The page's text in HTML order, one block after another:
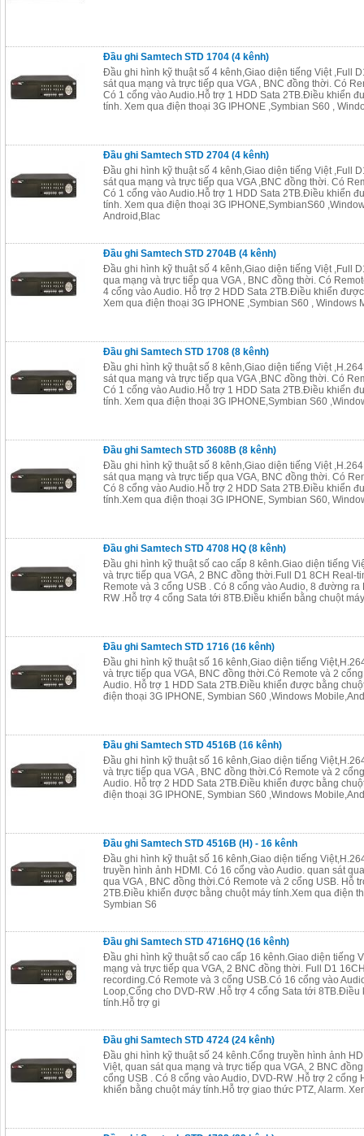
Đầu ghi Samtech STD 1704 (4 kênh)
Đầu ghi hình kỹ thuật số 4 kênh,Giao diện tiếng Việt ,Full
sát qua mạng và trực tiếp qua VGA , BNC đồng thời. Có
Có 1 cổng vào Audio.Hỗ trợ 1 HDD Sata 2TB.Điều khiển
tính. Xem qua điện thoại 3G IPHONE ,Symbian S60 ,
Đầu ghi Samtech STD 2704 (4 kênh)
Đầu ghi hình kỹ thuật số 4 kênh,Giao diện tiếng Việt ,Full
sát qua mạng và trực tiếp qua VGA ,BNC đồng thời. Có
Có 1 cổng vào Audio.Hỗ trợ 1 HDD Sata 2TB.Điều khiển
tính. Xem qua điện thoại 3G IPHONE,SymbianS60
Android,Blac
Đầu ghi Samtech STD 2704B (4 kênh)
Đầu ghi hình kỹ thuật số 4 kênh,Giao diện tiếng Việt ,Full
qua mạng và trực tiếp qua VGA , BNC đồng thời. Có
4 cổng vào Audio. Hỗ trợ 2 HDD Sata 2TB.Điều khiển
Xem qua điện thoại 3G IPHONE ,Symbian S60 , Windows
Đầu ghi Samtech STD 1708 (8 kênh)
Đầu ghi hình kỹ thuật số 8 kênh,Giao diện tiếng Việt
sát qua mạng và trực tiếp qua VGA ,BNC đồng thời. Có
Có 1 cổng vào Audio.Hỗ trợ 1 HDD Sata 2TB.Điều khiển
tính. Xem qua điện thoại 3G IPHONE,Symbian S60
Đầu ghi Samtech STD 3608B (8 kênh)
Đầu ghi hình kỹ thuật số 8 kênh,Giao diện tiếng Việt
sát qua mạng và trực tiếp qua VGA, BNC đồng thời. Có
Có 8 cổng vào Audio.Hỗ trợ 2 HDD Sata 2TB.Điều khiển
tính.Xem qua điện thoại 3G IPHONE, Symbian S60,
Đầu ghi Samtech STD 4708 HQ (8 kênh)
Đầu ghi hình kỹ thuật số cao cấp 8 kênh.Giao diện tiếng
và trực tiếp qua VGA, 2 BNC đồng thời.Full D1 8CH Real-
Remote và 3 cổng USB . Có 8 cổng vào Audio, 8 đường
RW .Hỗ trợ 4 cổng Sata tới 8TB.Điều khiển bằng chuột
Đầu ghi Samtech STD 1716 (16 kênh)
Đầu ghi hình kỹ thuật số 16 kênh,Giao diện tiếng
và trực tiếp qua VGA, BNC đồng thời.Có Remote và 2
Audio. Hỗ trợ 1 HDD Sata 2TB.Điều khiển được bằng
điện thoại 3G IPHONE, Symbian S60 ,Windows
Đầu ghi Samtech STD 4516B (16 kênh)
Đầu ghi hình kỹ thuật số 16 kênh,Giao diện tiếng
và trực tiếp qua VGA , BNC đồng thời.Có Remote và 2
Audio. Hỗ trợ 2 HDD Sata 2TB.Điều khiển được bằng
điện thoại 3G IPHONE, Symbian S60 ,Windows
Đầu ghi Samtech STD 4516B (H) - 16 kênh
Đầu ghi hình kỹ thuật số 16 kênh,Giao diện tiếng
truyền hình ảnh HDMI. Có 16 cổng vào Audio. quan sát
qua VGA , BNC đồng thời.Có Remote và 2 cổng USB. Hỗ
2TB.Điều khiển được bằng chuột máy tính.Xem qua điện
Symbian S6
Đầu ghi Samtech STD 4716HQ (16 kênh)
Đầu ghi hình kỹ thuật số cao cấp 16 kênh.Giao diện tiếng
mạng và trực tiếp qua VGA, 2 BNC đồng thời. Full D1
recording.Có Remote và 3 cổng USB.Có 16 cổng vào
Loop,Cổng cho DVD-RW .Hỗ trợ 4 cổng Sata tới 8TB.Điều
tính.Hỗ trợ gi
Đầu ghi Samtech STD 4724 (24 kênh)
Đầu ghi hình kỹ thuật số 24 kênh.Cổng truyền hình ảnh
Việt, quan sát qua mạng và trực tiếp qua VGA, 2 BNC
cổng USB . Có 8 cổng vào Audio, DVD-RW .Hỗ trợ 2 cổng
khiển bằng chuột máy tính.Hỗ trợ giao thức PTZ, Alarm.